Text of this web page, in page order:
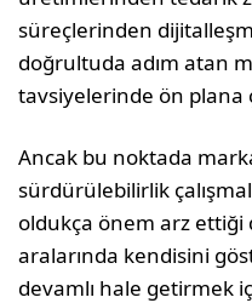
süreçlerinden
doğrultuda adım atan
tavsiyelerinde ön plana
Ancak bu noktada
sürdürülebilirlik
oldukça önem arz ettiği
aralarında kendisini
devamlı hale getirmek